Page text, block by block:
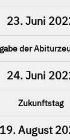
23. Juni
der
24. Juni
Zukunftstag
19. August